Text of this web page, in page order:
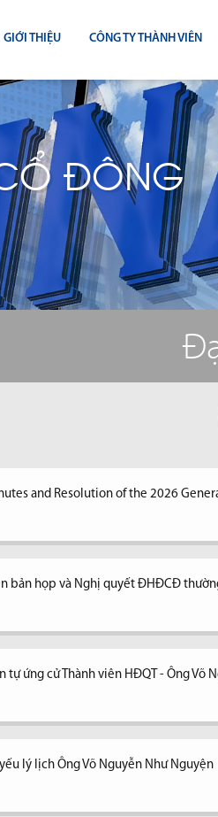
GIỚI THIỆU CÔNG TY THÀNH VIÊN
ĐÔNG
and Resolution of the 2026
bản họp và Nghị quyết ĐHĐCĐ
tự ứng cử Thành viên HĐQT - Ông Võ
lý lịch Ông Võ Nguyễn Như Nguyện